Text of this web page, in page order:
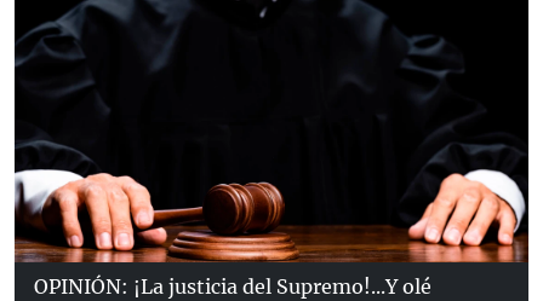
OPINIÓN: ¡La justicia del Supremo!...Y olé